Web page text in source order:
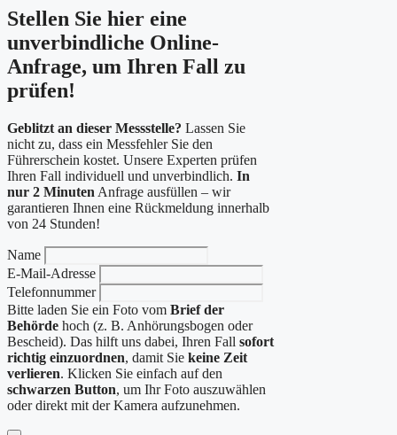
Stellen Sie hier eine
unverbindliche Online-
Anfrage, um Ihren Fall zu
prüfen!
Geblitzt an dieser Messstelle? Lassen Sie
nicht zu, dass ein Messfehler Sie den
Führerschein kostet. Unsere Experten prüfen
Ihren Fall individuell und unverbindlich. In
nur 2 Minuten Anfrage ausfüllen – wir
garantieren Ihnen eine Rückmeldung innerhalb
von 24 Stunden!
Name
E-Mail-Adresse
Telefonnummer
Bitte laden Sie ein Foto vom Brief der
Behörde hoch (z. B. Anhörungsbogen oder
Bescheid). Das hilft uns dabei, Ihren Fall sofort
richtig einzuordnen, damit Sie keine Zeit
verlieren. Klicken Sie einfach auf den
schwarzen Button, um Ihr Foto auszuwählen
oder direkt mit der Kamera aufzunehmen.